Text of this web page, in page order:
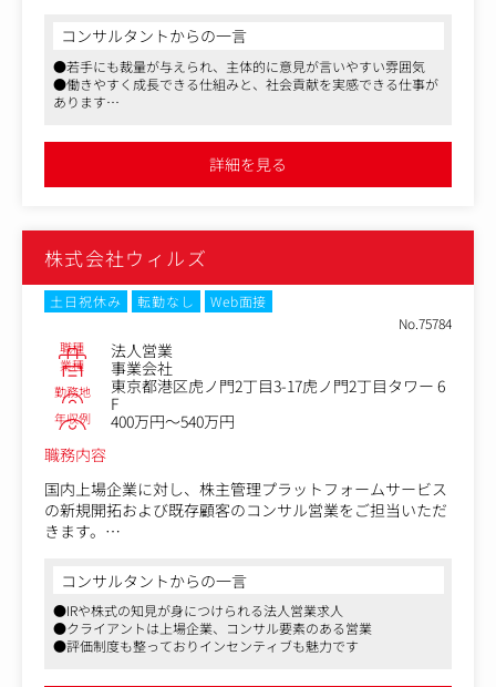
・納品スケジュールの確認と調整
・出荷手配、輸入書類、通関手続きなどを必要に応じて対
応
・不良・返品対応の一次窓口として顧客に説明・対応
・納品後の請求書発行、入金確認、仕入れ支払いなど
【仕事内容（変更の範囲）】会社の定める業務
ど、さまざまなサービスを提案していきます。
これまでのご経験に応じて当面の業務内容を決定していき
ますが、主には下記のような業務内容です。
・エンドユーザーへのニーズのヒアリング
提案内容検討、提案書作成、プレゼンテーションなどの実
施（専門技術的な面はプリセールスが同行します）
にて担当しますが、シームレスに連携しています）
・納入後のアフターフォロー
コンサルタントからの一言
●若手にも裁量が与えられ、主体的に意見が言いやすい雰囲気
●働きやすく成長できる仕組みと、社会貢献を実感できる仕事が
あります
詳細を見る
株式会社ウィルズ
土日祝休み 転勤なし
Web面接
No.75784
職種 法人営業
業種 事業会社
勤務地
東京都港区虎ノ門2丁目3-17虎ノ門2丁目タワー 6
F
年収例
400万円～540万円
職務内容
国内上場企業に対し、株主管理プラットフォームサービス
の新規開拓および既存顧客のコンサル営業をご担当いただ
きます。
【提供サービス例】
・投資家マーケティングツール「IR-navi」
・ポイント型オンライン株主優待サービス「プレミアム優
待倶楽部」
・仮想空間で行われるバーチャル株主総会
コンサルタントからの一言
●IRや株式の知見が身につけられる法人営業求人
●クライアントは上場企業、コンサル要素のある営業
●評価制度も整っておりインセンティブも魅力です